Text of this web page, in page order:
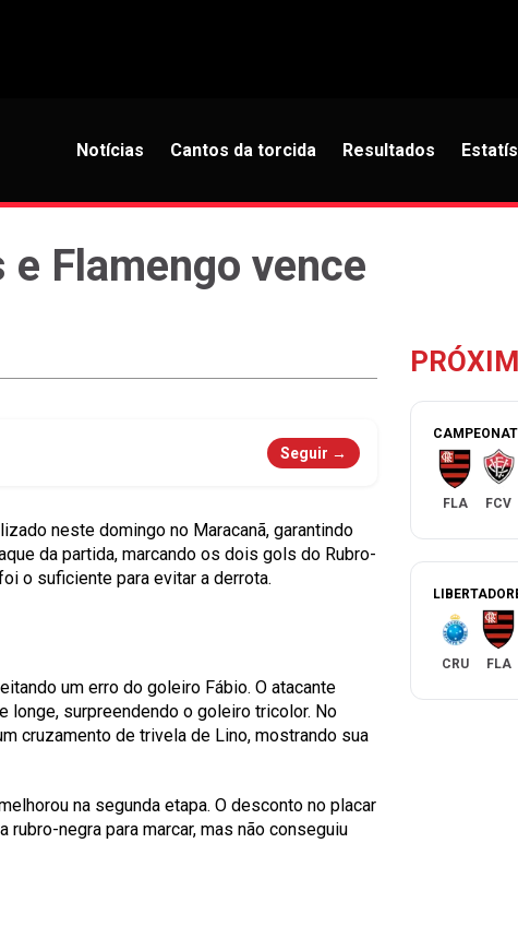
Notícias Cantos da torcida Resultados
Flamengo vence
Seguir →
neste domingo no Maracanã, garantindo
da partida, marcando os dois gols do Rubro-
o suficiente para evitar a derrota.
um erro do goleiro Fábio. O atacante
longe, surpreendendo o goleiro tricolor. No
cruzamento de trivela de Lino, mostrando sua
na segunda etapa. O desconto no placar
negra para marcar, mas não conseguiu
FLA FCV
CRU FLA